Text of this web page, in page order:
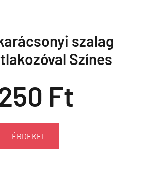
szalag
Színes
Ft
ÉRDEKEL